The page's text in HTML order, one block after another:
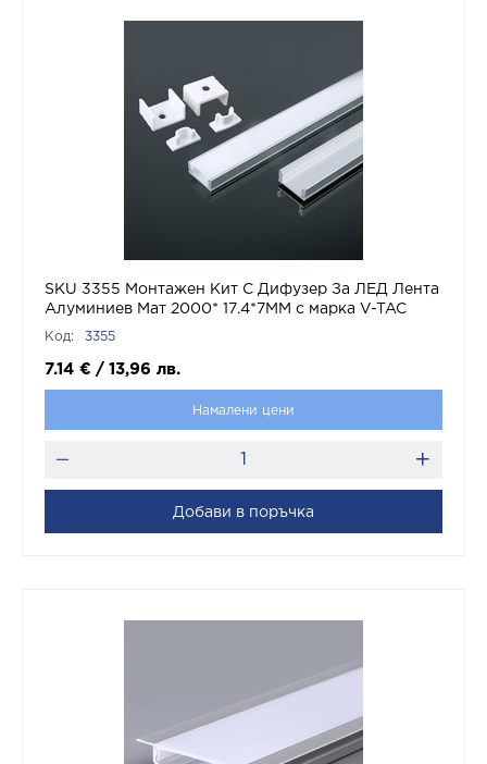
SKU 3355 Монтажен Kит С Дифузер За ЛЕД Лента
Алуминиев Мат 2000* 17.4*7MM с марка V-TAC
Код: 3355
7.14 € / 13,96 лв.
Намалени цени
Добави в поръчка